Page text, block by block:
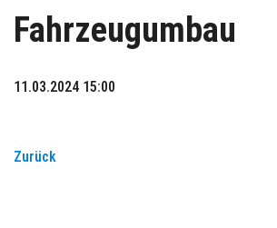
Fahrzeugumbau
11.03.2024 15:00
Zurück